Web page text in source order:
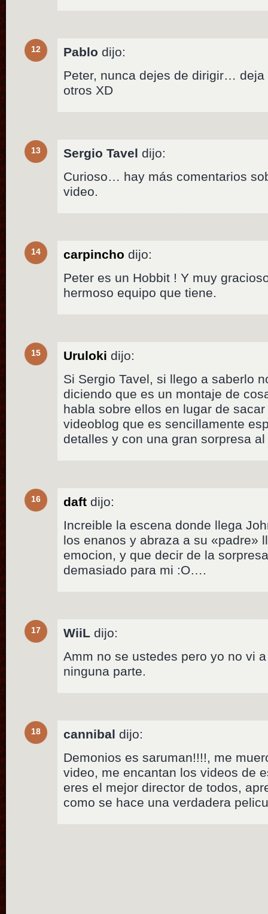
12 Pablo dijo:
Peter, nunca dejes de dirigir…
otros XD
13 Sergio Tavel dijo:
Curioso… hay más comentarios
video.
14 carpincho dijo:
Peter es un Hobbit ! Y muy
hermoso equipo que tiene.
15 Uruloki dijo:
Si Sergio Tavel, si llego a saberlo
diciendo que es un montaje de
habla sobre ellos en lugar de
videoblog que es sencillamente
detalles y con una gran sorpresa
16 daft dijo:
Increible la escena donde llega
los enanos y abraza a su «padre»
emocion, y que decir de la
demasiado para mi :O….
17 WiiL dijo:
Amm no se ustedes pero yo no vi
ninguna parte.
18 cannibal dijo:
Demonios es saruman!!!!, me
video, me encantan los videos de
eres el mejor director de todos,
como se hace una verdadera